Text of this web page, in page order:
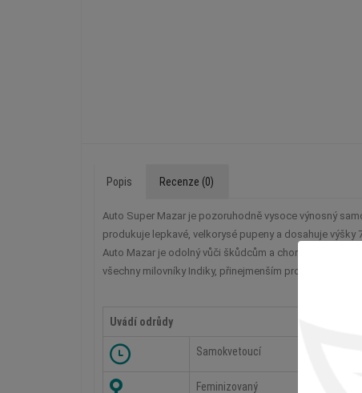
Popis Recenze (0)
Auto Super Mazar je pozoruhodně vysoce výnosný
produkuje lepkavé, velkorysé pupeny a dosahuje
Auto Mazar je odolný vůči škůdcům a chorobám. Chuť
Uvádí odrůdy
Samokvetoucí
Feminizovaný